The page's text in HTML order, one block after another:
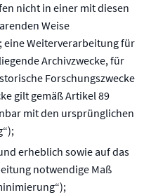
nicht in einer mit diesen
Weise
Weiterverarbeitung für
Archivzwecke, für
Forschungszwecke
gilt gemäß Artikel 89
mit den ursprünglichen
erheblich sowie auf das
notwendige Maß